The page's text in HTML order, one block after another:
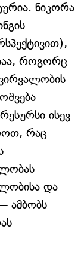
ნიკორა
როგორც
ისევ
რაც
და
ამბობს